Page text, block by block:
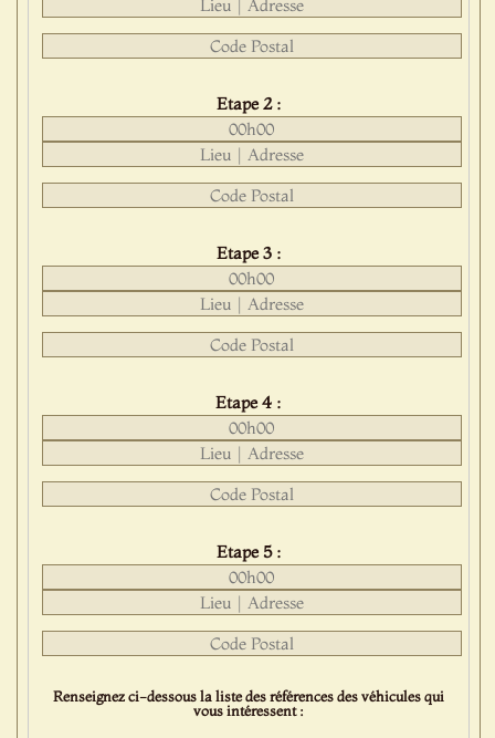
Etape 2 :
Etape 3 :
Etape 4 :
Etape 5 :
Renseignez ci-dessous la liste des références des véhicules qui
vous intéressent :